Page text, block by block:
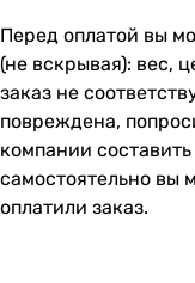
Перед оплатой вы
(не вскрывая): вес,
заказ не
повреждена,
компании
самостоятельно вы
оплатили заказ.